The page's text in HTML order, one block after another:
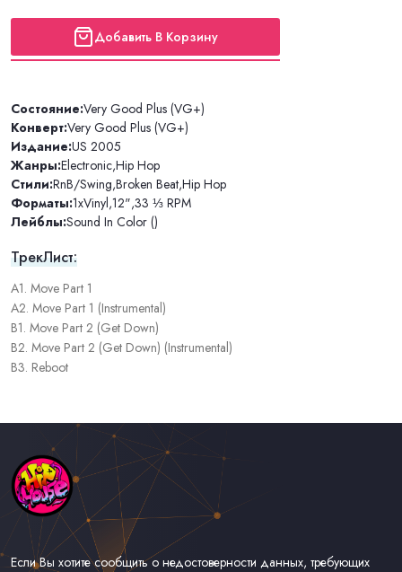
Добавить В Корзину
Состояние:Very Good Plus (VG+)
Конверт:Very Good Plus (VG+)
Издание:US 2005
Жанры:Electronic,Hip Hop
Стили:RnB/Swing,Broken Beat,Hip Hop
Форматы:1xVinyl,12",33 ⅓ RPM
Лейблы:Sound In Color ()
ТрекЛист:
A1. Move Part 1
A2. Move Part 1 (Instrumental)
B1. Move Part 2 (Get Down)
B2. Move Part 2 (Get Down) (Instrumental)
B3. Reboot
Если Вы хотите сообщить о недостоверности данных, требующих